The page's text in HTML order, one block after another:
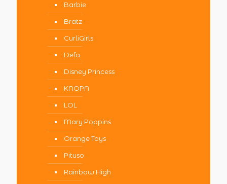
Barbie
Bratz
CurliGirls
Defa
Disney Princess
KNOPA
LOL
Mary Poppins
Orange Toys
Pituso
Rainbow High